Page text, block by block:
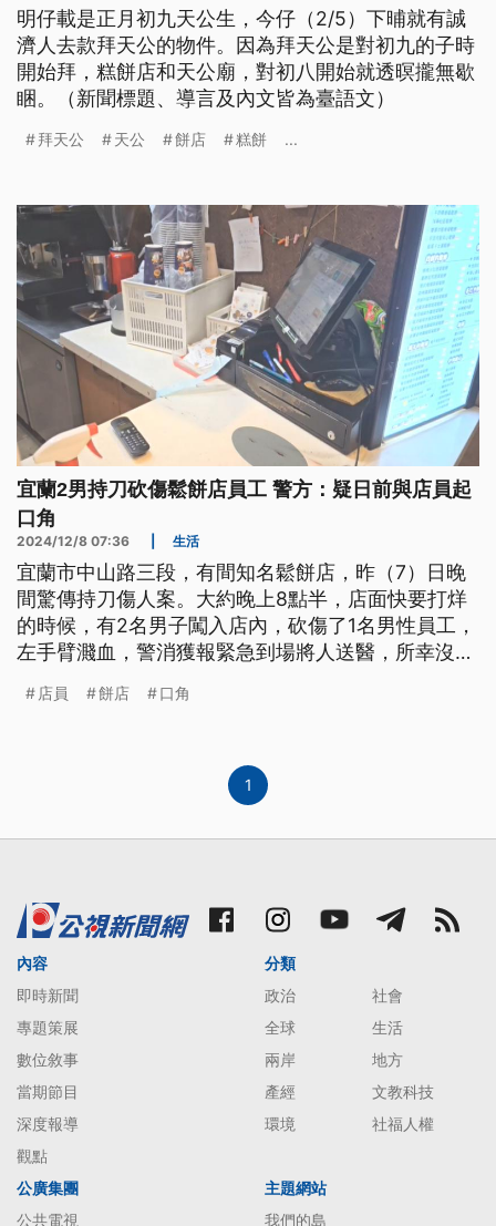
明仔載是正月初九天公生，今仔（2/5）下晡就有誠
濟人去款拜天公的物件。因為拜天公是對初九的子時
開始拜，糕餅店和天公廟，對初八開始就透暝攏無歇
睏。（新聞標題、導言及內文皆為臺語文）
拜天公 天公 餅店 糕餅 ...
宜蘭2男持刀砍傷鬆餅店員工 警方：疑日前與店員起
口角
2024/12/8 07:36 生活
宜蘭市中山路三段，有間知名鬆餅店，昨（7）日晚
間驚傳持刀傷人案。大約晚上8點半，店面快要打烊
的時候，有2名男子闖入店內，砍傷了1名男性員工，
左手臂濺血，警消獲報緊急到場將人送醫，所幸沒有
是沿途丟棄，嚇壞不少民眾。
店員 餅店 口角
1
內容
即時新聞
專題策展
數位敘事
當期節目
深度報導
觀點
分類
政治
社會
全球
生活
兩岸
地方
產經
文教科技
環境
社福人權
公廣集團
公共電視
主題網站
我們的島